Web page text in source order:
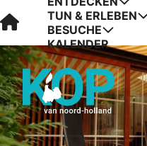
Visit Kop van Holland
TUN & ERLEBEN
BESUCHE
KALENDER